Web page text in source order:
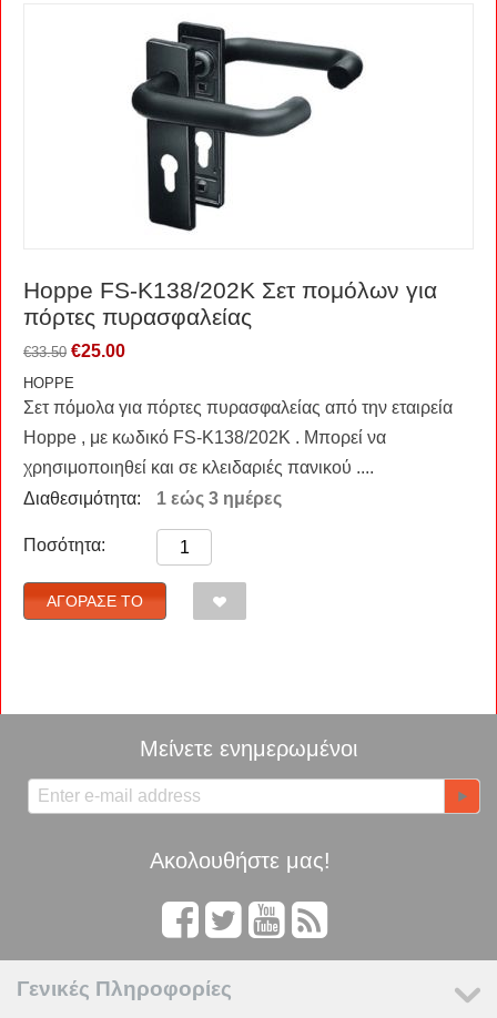
Hoppe FS-K138/202K Σετ πομόλων για
πόρτες πυρασφαλείας
€33.50 €25.00
HOPPE
Σετ πόμολα για πόρτες πυρασφαλείας από την εταιρεία
Hoppe , με κωδικό FS-K138/202K . Μπορεί να
χρησιμοποιηθεί και σε κλειδαριές πανικού ....
Διαθεσιμότητα:
1 εώς 3 ημέρες
Ποσότητα:
ΑΓΌΡΑΣΈ ΤΟ
Μείνετε ενημερωμένοι
Ακολουθήστε μας!
Γενικές Πληροφορίες